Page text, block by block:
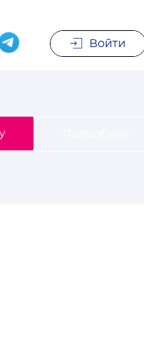
Войти